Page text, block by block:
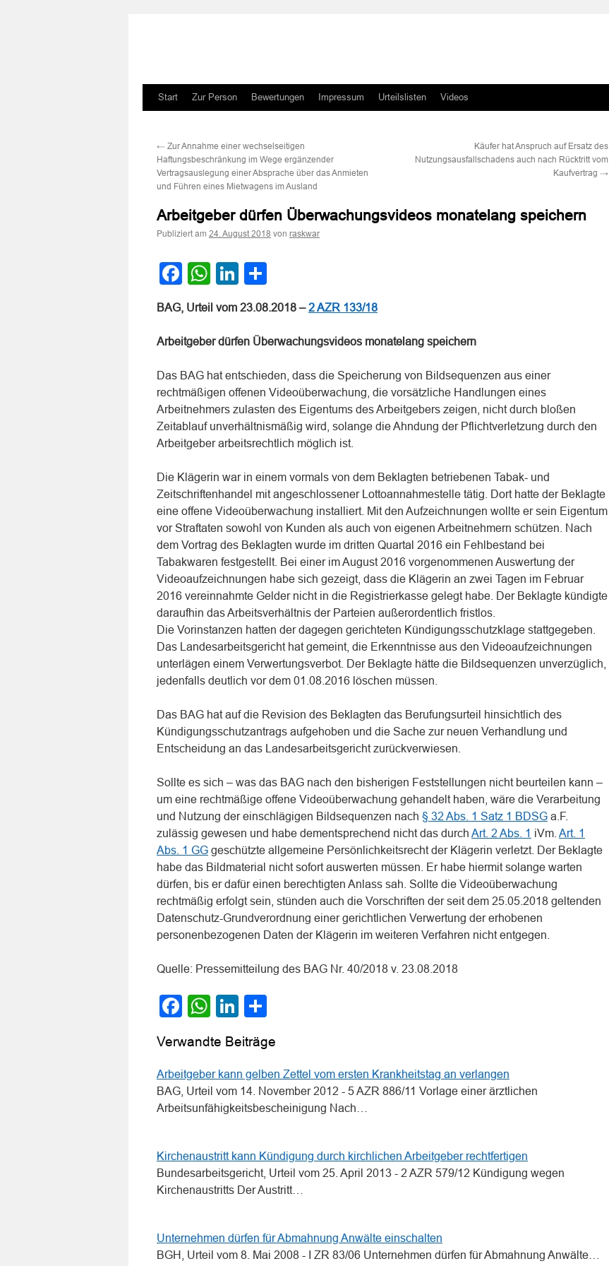
Zum
springen
Start Zur Person Bewertungen Impressum Urteilslisten Videos
← Zur Annahme einer wechselseitigen
Haftungsbeschränkung im Wege ergänzender
Vertragsauslegung einer Absprache über das Anmieten
und Führen eines Mietwagens im Ausland
Käufer hat Anspruch auf Ersatz des
Nutzungsausfallschadens auch nach Rücktritt vom
Kaufvertrag →
Arbeitgeber dürfen Überwachungsvideos monatelang speichern
Publiziert am 24. August 2018 von raskwar
Facebook
WhatsApp
LinkedIn
BAG, Urteil vom 23.08.2018 –2 AZR 133/18
Arbeitgeber dürfen Überwachungsvideos monatelang speichern
Das BAG hat entschieden, dass die Speicherung von Bildsequenzen aus einer
rechtmäßigen offenen Videoüberwachung, die vorsätzliche Handlungen eines
Arbeitnehmers zulasten des Eigentums des Arbeitgebers zeigen, nicht durch bloßen
Zeitablauf unverhältnismäßig wird, solange die Ahndung der Pflichtverletzung durch den
Arbeitgeber arbeitsrechtlich möglich ist.
Die Klägerin war in einem vormals von dem Beklagten betriebenen Tabak- und
Zeitschriftenhandel mit angeschlossener Lottoannahmestelle tätig. Dort hatte der Beklagte
eine offene Videoüberwachung installiert. Mit den Aufzeichnungen wollte er sein Eigentum
vor Straftaten sowohl von Kunden als auch von eigenen Arbeitnehmern schützen. Nach
dem Vortrag des Beklagten wurde im dritten Quartal 2016 ein Fehlbestand bei
Tabakwaren festgestellt. Bei einer im August 2016 vorgenommenen Auswertung der
Videoaufzeichnungen habe sich gezeigt, dass die Klägerin an zwei Tagen im Februar
2016 vereinnahmte Gelder nicht in die Registrierkasse gelegt habe. Der Beklagte kündigte
daraufhin das Arbeitsverhältnis der Parteien außerordentlich fristlos.
Die Vorinstanzen hatten der dagegen gerichteten Kündigungsschutzklage stattgegeben.
Das Landesarbeitsgericht hat gemeint, die Erkenntnisse aus den Videoaufzeichnungen
unterlägen einem Verwertungsverbot. Der Beklagte hätte die Bildsequenzen unverzüglich,
jedenfalls deutlich vor dem 01.08.2016 löschen müssen.
Das BAG hat auf die Revision des Beklagten das Berufungsurteil hinsichtlich des
Kündigungsschutzantrags aufgehoben und die Sache zur neuen Verhandlung und
Entscheidung an das Landesarbeitsgericht zurückverwiesen.
Sollte es sich – was das BAG nach den bisherigen Feststellungen nicht beurteilen kann –
um eine rechtmäßige offene Videoüberwachung gehandelt haben, wäre die Verarbeitung
und Nutzung der einschlägigen Bildsequenzen nach § 32 Abs. 1 Satz 1 BDSG a.F.
zulässig gewesen und habe dementsprechend nicht das durch Art. 2 Abs. 1 iVm. Art. 1
Abs. 1 GG geschützte allgemeine Persönlichkeitsrecht der Klägerin verletzt. Der Beklagte
habe das Bildmaterial nicht sofort auswerten müssen. Er habe hiermit solange warten
dürfen, bis er dafür einen berechtigten Anlass sah. Sollte die Videoüberwachung
rechtmäßig erfolgt sein, stünden auch die Vorschriften der seit dem 25.05.2018 geltenden
Datenschutz-Grundverordnung einer gerichtlichen Verwertung der erhobenen
personenbezogenen Daten der Klägerin im weiteren Verfahren nicht entgegen.
Quelle: Pressemitteilung des BAG Nr. 40/2018 v. 23.08.2018
Facebook
WhatsApp
LinkedIn
Verwandte Beiträge
Arbeitgeber kann gelben Zettel vom ersten Krankheitstag an verlangen
BAG, Urteil vom 14. November 2012 - 5 AZR 886/11 Vorlage einer ärztlichen
Arbeitsunfähigkeitsbescheinigung Nach…
Kirchenaustritt kann Kündigung durch kirchlichen Arbeitgeber rechtfertigen
Bundesarbeitsgericht, Urteil vom 25. April 2013 - 2 AZR 579/12 Kündigung wegen
Kirchenaustritts Der Austritt…
Unternehmen dürfen für Abmahnung Anwälte einschalten
BGH, Urteil vom 8. Mai 2008 - I ZR 83/06 Unternehmen dürfen für Abmahnung Anwälte…